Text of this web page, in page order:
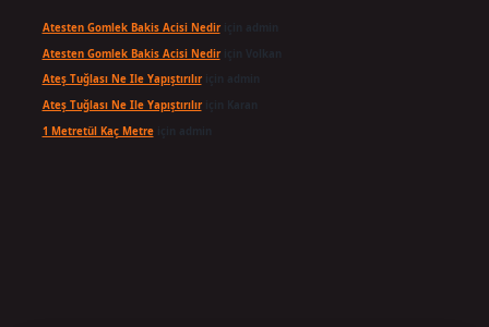
Atesten Gomlek Bakis Acisi Nediriçin
Atesten Gomlek Bakis Acisi Nediriçin
Ateş Tuğlası Ne Ile Yapıştırılıriçin
Ateş Tuğlası Ne Ile Yapıştırılıriçin
1 Metretül Kaç Metreiçin